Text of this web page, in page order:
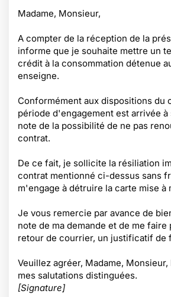
Madame, Monsieur,
A compter de la réception de la
informe que je souhaite mettre un
crédit à la consommation détenue
enseigne.
Conformément aux dispositions du
période d'engagement est arrivée
note de la possibilité de ne pas
contrat.
De ce fait, je sollicite la résiliation
contrat mentionné ci-dessus sans
m'engage à détruire la carte mise à
Je vous remercie par avance de
note de ma demande et de me faire
retour de courrier, un justificatif de
Veuillez agréer, Madame,
mes salutations distinguées.
[Signature]